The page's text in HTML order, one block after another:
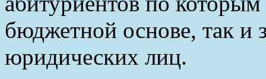
бюджетной основе, так и
юридических лиц.